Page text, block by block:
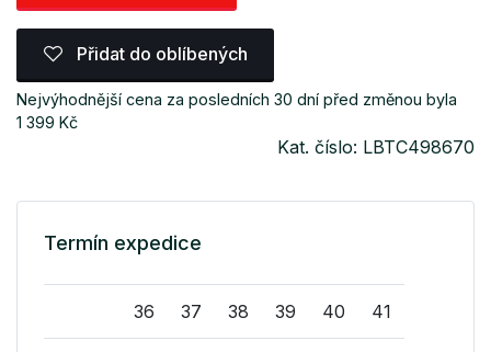
Přidat do oblíbených
Nejvýhodnější cena za posledních 30 dní před změnou byla
1 399 Kč
Kat. číslo: LBTC498670
Termín expedice
36 37 38 39 40 41